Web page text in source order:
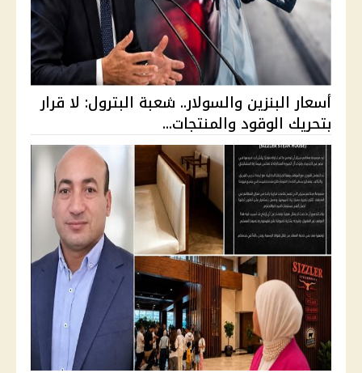
أسعار البنزين والسولار.. شعبة البترول: لا قرار
بتحريك الوقود والمنتجات...